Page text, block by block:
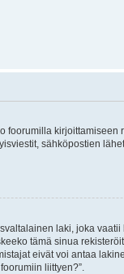
sähköpostien
laki, joka
tämä sinua
eivät voi antaa
liittyen?”.